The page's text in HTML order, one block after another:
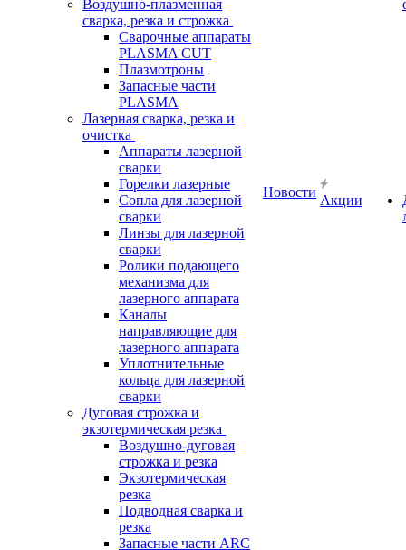
Воздушно-плазменная
сварка, резка и строжка
Сварочные аппараты
PLASMA CUT
Плазмотроны
Запасные части
PLASMA
Лазерная сварка, резка и
очистка
Аппараты лазерной
сварки
Горелки лазерные
Сопла для лазерной
сварки
Линзы для лазерной
сварки
Ролики подающего
механизма для
лазерного аппарата
Каналы
направляющие для
лазерного аппарата
Уплотнительные
кольца для лазерной
сварки
Дуговая строжка и
экзотермическая резка
Воздушно-дуговая
строжка и резка
Экзотермическая
резка
Подводная сварка и
резка
Запасные части ARC
Новости
Акции